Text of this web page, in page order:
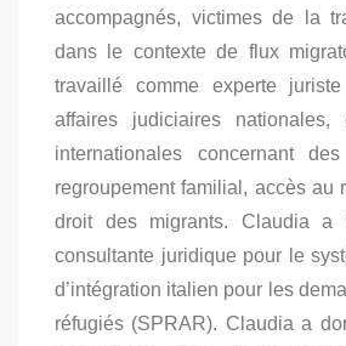
accompagnés, victimes de la
dans le contexte de flux
travaillé comme experte
affaires judiciaires nationales,
internationales concernant
regroupement familial, accès au
droit des migrants. Claudia a
consultante juridique pour le
d’intégration italien pour les
réfugiés (SPRAR). Claudia a